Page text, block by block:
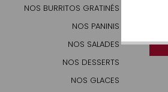
NOS BURRITOS GRATINÉS
NOS PANINIS
NOS SALADES
NOS DESSERTS
NOS GLACES